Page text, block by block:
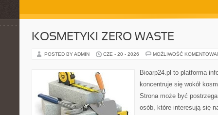
KOSMETYKI ZERO WASTE
POSTED BY ADMIN CZE - 20 - 2026 MOŻLIWOŚĆ
Bioarp24.pl to platforma
koncentruje się wokół
Strona może być
osób, które interesują się